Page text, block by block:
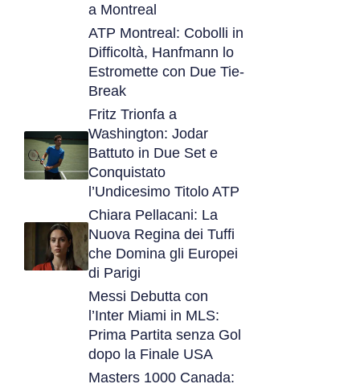
a Montreal
ATP Montreal: Cobolli in
Difficoltà, Hanfmann lo
Estromette con Due Tie-
Break
Fritz Trionfa a
Washington: Jodar
Battuto in Due Set e
Conquistato
l’Undicesimo Titolo ATP
Chiara Pellacani: La
Nuova Regina dei Tuffi
che Domina gli Europei
di Parigi
Messi Debutta con
l’Inter Miami in MLS:
Prima Partita senza Gol
dopo la Finale USA
Masters 1000 Canada: